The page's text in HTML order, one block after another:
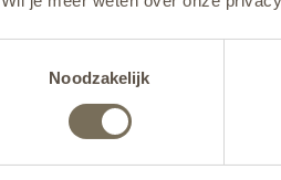
Noodzakelijk